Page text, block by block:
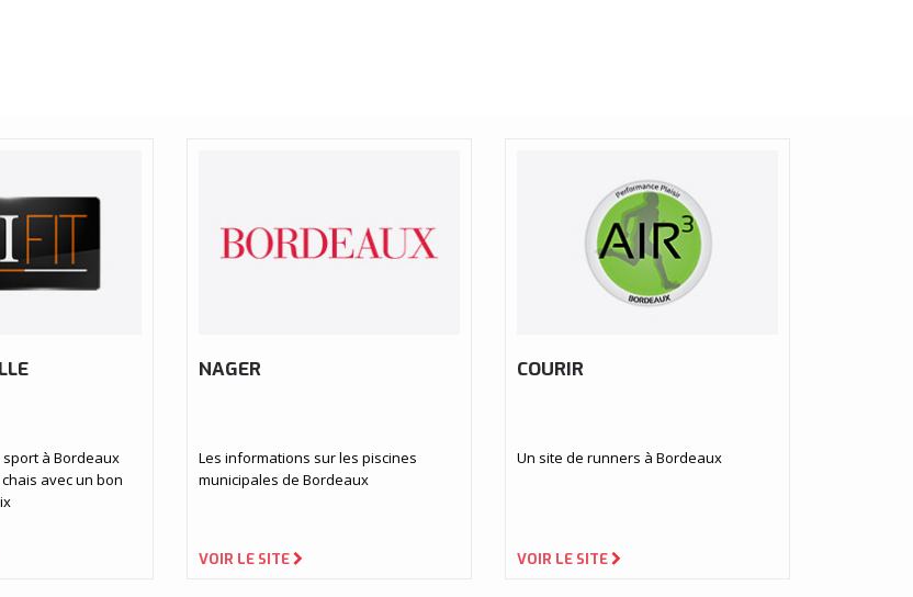
à Bordeaux
avec un bon
NAGER
Les informations sur les piscines
municipales de Bordeaux
VOIR LE SITE
COURIR
Un site de runners à Bordeaux
VOIR LE SITE